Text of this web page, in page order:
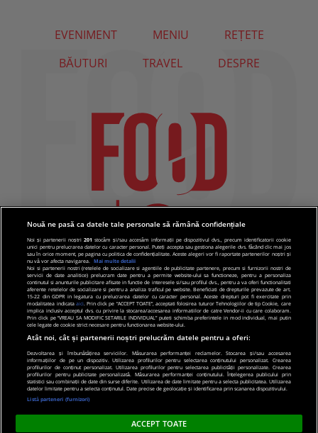
EVENIMENT MENIU
REȚETE
BĂUTURI
TRAVEL DESPRE
© 2019 PRO TV S.R.L |Politica de Cookie|Politica
de confidentialitate
Nouă ne pasă ca datele tale personale să rămână confidențiale
Noi și partenerii noștri201 stocăm și/sau accesăm informații pe dispozitivul dvs., precum identificatorii cookie
unici pentru prelucrarea datelor cu caracter personal. Puteți accepta sau gestiona alegerile dvs. făcând clic mai jos
sau în orice moment, pe pagina cu politica de confidențialitate. Aceste alegeri vor fi raportate partenerilor noștri și
nu vă vor afecta navigarea.
Mai multe detalii
Noi si partenerii nostri (retelele de socializare si agentiile de publicitate partenere, precum si furnizorii nostri de
servicii de date analitice) prelucram date pentru a permite website-ului sa functioneze, pentru a personaliza
continutul si anunturile publicitare afisate in functie de interesele si/sau profilul dvs., pentru a va oferi functionalitati
aferente retelelor de socializare si pentru a analiza traficul pe website. Beneficiati de drepturile prevazute de art.
15-22 din GDPR in legatura cu prelucrarea datelor cu caracter personal. Aceste drepturi pot fi exercitate prin
modalitatea indicata aici. Prin click pe “ACCEPT TOATE”, acceptati folosirea tuturor Tehnologiilor de tip Cookie, care
implica inclusiv acceptul dvs. cu privire la stocarea/accesarea informatiilor de catre Vendor-ii cu care colaboram.
Prin click pe “VREAU SA MODIFIC SETARILE INDIVIDUAL” puteti schimba preferintele in mod individual, mai putin
cele legate de cookie strict necesare pentru functionarea website-ului.
Atât noi, cât și partenerii noștri prelucrăm datele pentru a oferi:
Dezvoltarea și îmbunătățirea serviciilor. Măsurarea performanței reclamelor. Stocarea și/sau accesarea
informațiilor de pe un dispozitiv. Utilizarea profilurilor pentru selectarea conținutului personalizat. Crearea
profilurilor de conținut personalizat. Utilizarea profilurilor pentru selectarea publicității personalizate. Crearea
profilurilor pentru publicitate personalizată. Măsurarea performanței conținutului. Înțelegerea publicului prin
statistici sau combinații de date din surse diferite. Utilizarea de date limitate pentru a selecta publicitatea. Utilizarea
datelor limitate pentru a selecta conținutul. Date precise de geolocație și identificarea prin scanarea dispozitivului.
Listă parteneri (furnizori)
ACCEPT TOATE